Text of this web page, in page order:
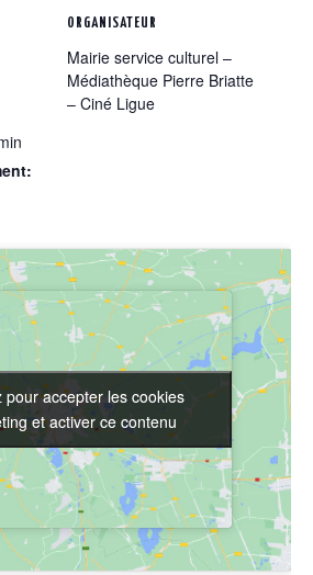
ORGANISATEUR
Mairie service culturel –
Médiathèque Pierre Briatte
– Ciné Ligue
pour accepter les cookies
et activer ce contenu
pour accepter les cookies
et activer ce contenu